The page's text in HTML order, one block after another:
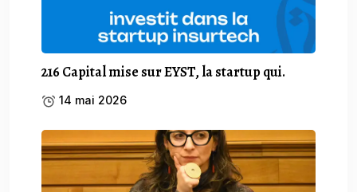
216 Capital mise sur EYST, la startup qui.
14 mai 2026